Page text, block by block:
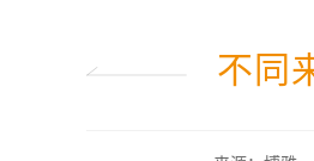
不同